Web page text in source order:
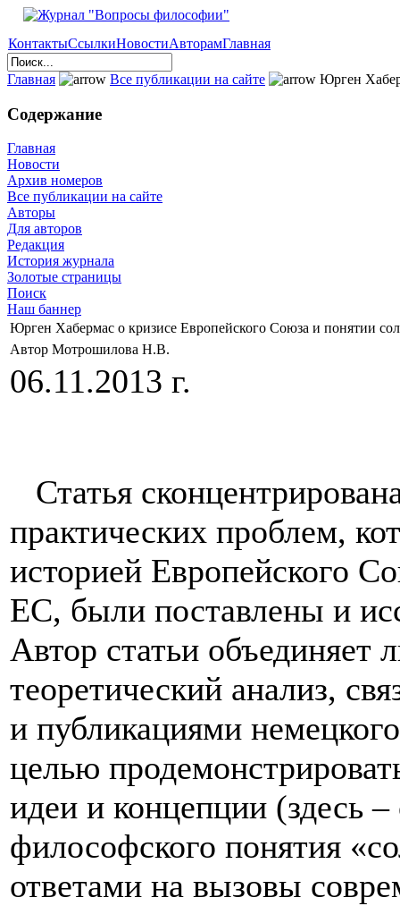
КонтактыСсылкиНовостиАвторамГлавная
Главная Все публикации на сайте Юрген
Содержание
Главная
Новости
Архив номеров
Все публикации на сайте
Авторы
Для авторов
Редакция
История журнала
Золотые страницы
Поиск
Наш баннер
Юрген Хабермас о кризисе Европейского Союза и понятии
Автор Мотрошилова Н.В.
06.11.2013 г.
Статья
практических проблем,
историей Европейского
ЕС, были поставлены и
Автор статьи объединяет
теоретический анализ,
и публикациями
целью
идеи и концепции (здесь
философского понятия
ответами на вызовы